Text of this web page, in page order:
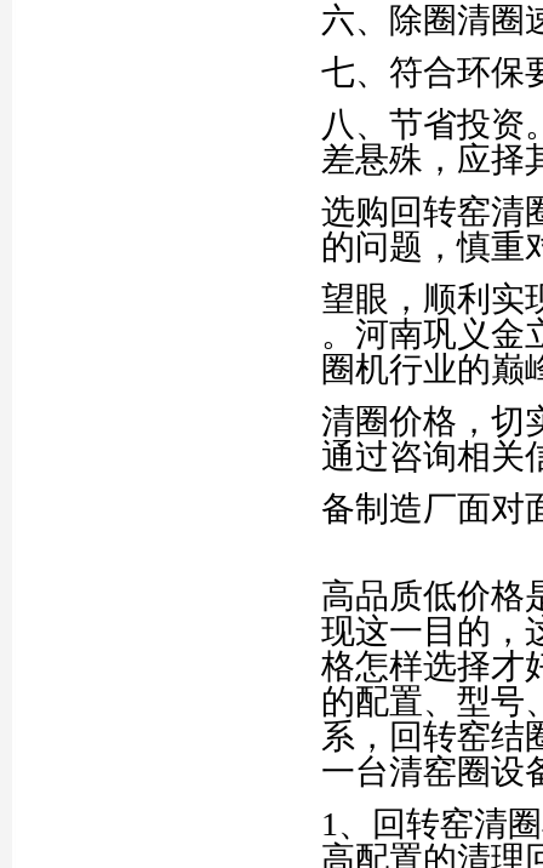
六、除圈清圈
七、符合环保
八、节省投资
差悬殊，应择
选购回转窑清
的问题，慎重
望眼，顺利实
。河南巩义金
圈机行业的巅
清圈价格，切
通过咨询相关
备制造厂面对
高品质低价格
现这一目的，
格怎样选择才
的配置、型号
系，回转窑结
一台清窑圈设
1、回转窑清
高配置的清理